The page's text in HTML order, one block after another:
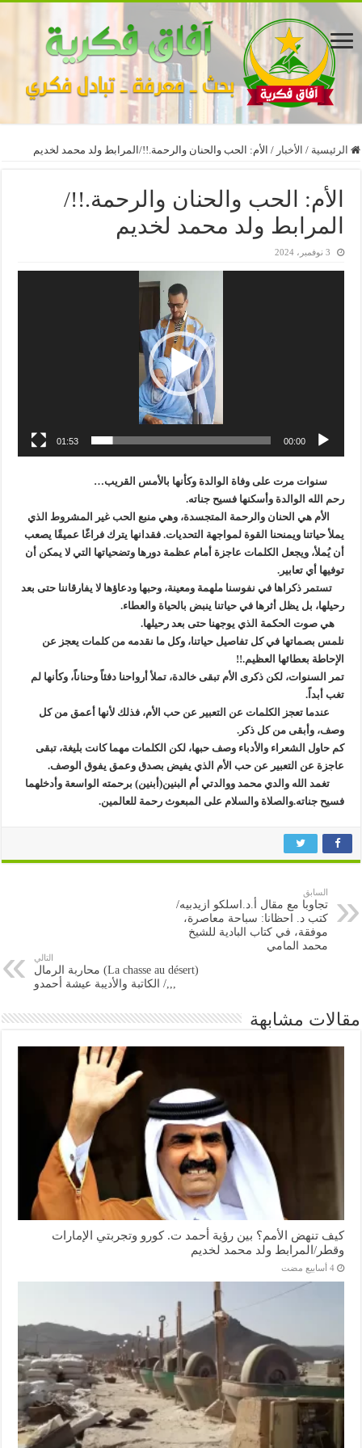
الرئيسية / الأخبار / الأم: الحب والحنان والرحمة.!!/المرابط ولد محمد لخديم
الأم: الحب والحنان والرحمة.!!/
المرابط ولد محمد لخديم
3 نوفمبر، 2024
00:00
01:53
سنوات مرت على وفاة الوالدة وكأنها بالأمس القريب…
رحم الله الوالدة وأسكنها فسيح جناته.
الأم هي الحنان والرحمة المتجسدة، وهي منبع الحب غير المشروط الذي
يملأ حياتنا ويمنحنا القوة لمواجهة التحديات. فقدانها يترك فراغًا عميقًا يصعب
أن يُملأ، ويجعل الكلمات عاجزة أمام عظمة دورها وتضحياتها التي لا يمكن أن
توفيها أي تعابير.
تستمر ذكراها في نفوسنا ملهمة ومعينة، وحبها ودعاؤها لا يفارقاننا حتى بعد
رحيلها، بل يظل أثرها في حياتنا ينبض بالحياة والعطاء.
هي صوت الحكمة الذي يوجهنا حتى بعد رحيلها.
نلمس بصماتها في كل تفاصيل حياتنا، وكل ما نقدمه من كلمات يعجز عن
الإحاطة بعطائها العظيم.!!
تمر السنوات، لكن ذكرى الأم تبقى خالدة، تملأ أرواحنا دفئاً وحناناً، وكأنها لم
تغب أبداً.
عندما تعجز الكلمات عن التعبير عن حب الأم، فذلك لأنها أعمق من كل
وصف، وأبقى من كل ذكر.
كم حاول الشعراء والأدباء وصف حبها، لكن الكلمات مهما كانت بليغة، تبقى
عاجزة عن التعبير عن حب الأم الذي يفيض بصدق وعمق يفوق الوصف.
تغمد الله والدي محمد ووالدتي أم البنين(أبنين) برحمته الواسعة وأدخلهما
فسيح جناته.والصلاة والسلام على المبعوث رحمة للعالمين.
السابق
تجاوبا مع مقال أ.د.اسلكو ازيدبيه/
كتب د. احظانا: سباحة معاصرة،
موفقة، في كتاب البادية للشيخ
محمد المامي
التالي
(La chasse au désert) محاربة الرمال
,,,/ الكاتبة والأديبة عيشة أحمدو
مقالات مشابهة
كيف تنهض الأمم؟ بين رؤية أحمد ت. كورو وتجربتي الإمارات
وقطر/المرابط ولد محمد لخديم
‏4 أسابيع مضت